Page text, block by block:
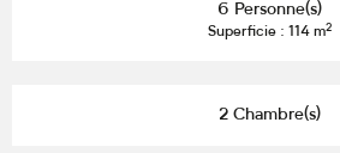
6 Personne(s)
Superficie : 114 m2
2 Chambre(s)